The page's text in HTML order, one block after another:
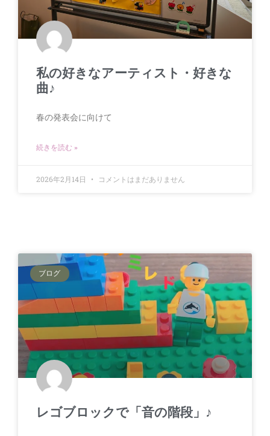
私の好きなアーティスト・好きな
曲♪
春の発表会に向けて
続きを読む »
2026年2月14日 コメントはまだありません
ブログ
レゴブロックで「音の階段」♪